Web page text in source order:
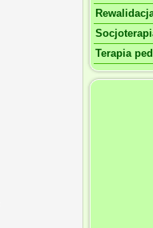
Terapia